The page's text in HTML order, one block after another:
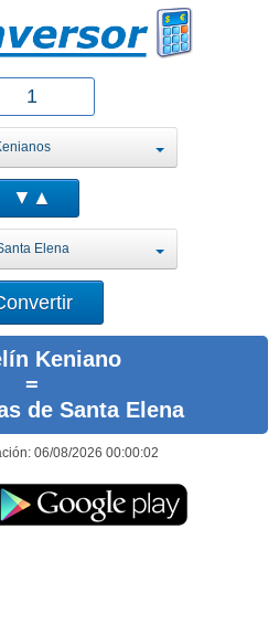
Elena
Keniano
=
de Santa Elena
06/08/2026 00:00:02